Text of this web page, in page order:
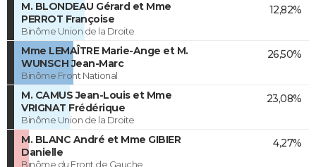
M. BLONDEAU Gérard et Mme
PERROT Françoise
Binôme Union de la Droite
12,82%
Mme LEMAÎTRE Marie-Ange et M.
WUNSCH Jean-Marc
Binôme Front National
26,50%
M. CAMUS Jean-Louis et Mme
VRIGNAT Frédérique
Binôme Union de la Droite
23,08%
M. BLANC André et Mme GIBIER
Danielle
Binôme du Front de Gauche
4,27%